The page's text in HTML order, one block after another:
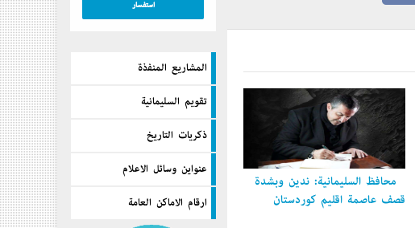
المشاريع المنفذة
تقويم السليمانية
ذكريات التاريخ
عنواين وسائل الاعلام
ارقام الاماكن العامة
محافظ السليمانية: ندين وبشدة
قصف عاصمة إقليم كوردستان